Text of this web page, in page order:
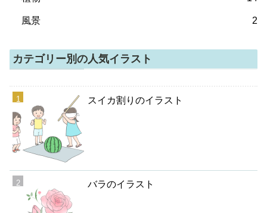
風景 2
カテゴリー別の人気イラスト
スイカ割りのイラスト
バラのイラスト